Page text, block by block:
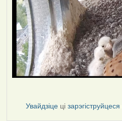
Увайдзіце цізарэгіструйцеся